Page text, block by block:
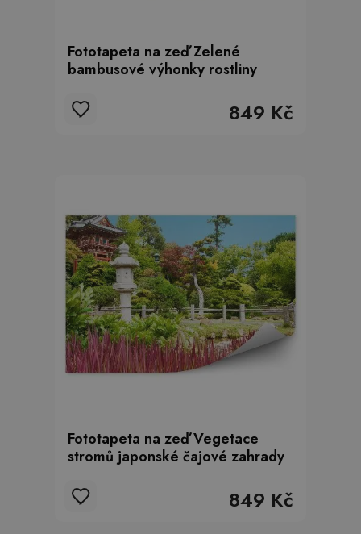
Fototapeta na zeď Zelené
bambusové výhonky rostliny
849 Kč
Fototapeta na zeď Vegetace
stromů japonské čajové zahrady
849 Kč